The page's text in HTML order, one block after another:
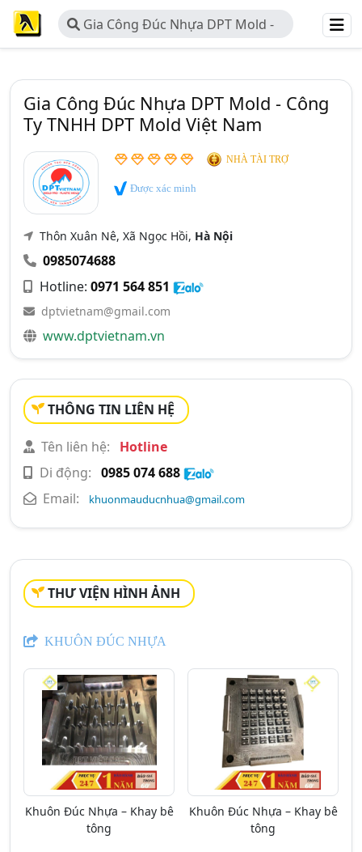
Gia Công Đúc Nhựa DPT Mold -
Công Ty TNHH DPT Mold Việt Nam
Gia Công Đúc Nhựa DPT Mold - Công
Ty TNHH DPT Mold Việt Nam
NHÀ TÀI TRỢ
Được xác minh
Thôn Xuân Nê, Xã Ngọc Hồi, Hà Nội
0985074688
Hotline: 0971 564 851
dptvietnam@gmail.com
www.dptvietnam.vn
THÔNG TIN LIÊN HỆ
Tên liên hệ:
Hotline
Di động: 0985 074 688
Email:
khuonmauducnhua@gmail.com
THƯ VIỆN HÌNH ẢNH
KHUÔN ĐÚC NHỰA
Khuôn Đúc Nhựa – Khay bê
tông
Khuôn Đúc Nhựa – Khay bê
tông